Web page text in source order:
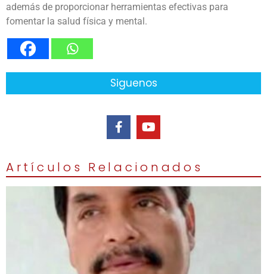
además de proporcionar herramientas efectivas para
fomentar la salud física y mental.
Siguenos
Artículos Relacionados